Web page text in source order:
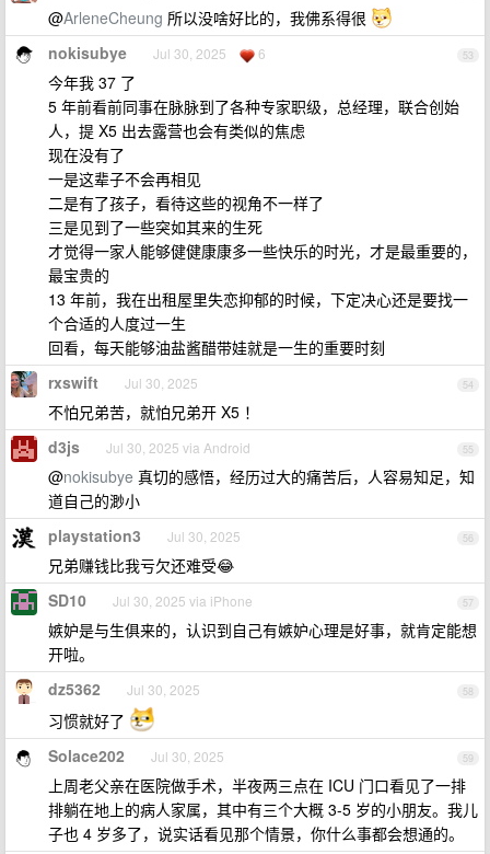
@ArleneCheung 所以没啥好比的，我佛系得很
53
nokisubye Jul 30, 2025 6
今年我 37 了
5 年前看前同事在脉脉到了各种专家职级，总经理，联合创始
人，提 X5 出去露营也会有类似的焦虑
现在没有了
一是这辈子不会再相见
二是有了孩子，看待这些的视角不一样了
三是见到了一些突如其来的生死
才觉得一家人能够健健康康多一些快乐的时光，才是最重要的，
最宝贵的
13 年前，我在出租屋里失恋抑郁的时候，下定决心还是要找一
个合适的人度过一生
回看，每天能够油盐酱醋带娃就是一生的重要时刻
54
rxswift Jul 30, 2025
不怕兄弟苦，就怕兄弟开 X5 ！
55
d3js Jul 30, 2025 via Android
@nokisubye 真切的感悟，经历过大的痛苦后，人容易知足，知
道自己的渺小
56
playstation3 Jul 30, 2025
兄弟赚钱比我亏欠还难受😂
57
SD10 Jul 30, 2025 via iPhone
嫉妒是与生俱来的，认识到自己有嫉妒心理是好事，就肯定能想
开啦。
58
dz5362 Jul 30, 2025
习惯就好了
59
Solace202 Jul 30, 2025
上周老父亲在医院做手术，半夜两三点在 ICU 门口看见了一排
排躺在地上的病人家属，其中有三个大概 3-5 岁的小朋友。我儿
子也 4 岁多了，说实话看见那个情景，你什么事都会想通的。